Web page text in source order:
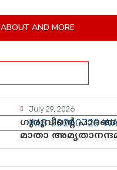
ABOUT AND MORE
July 29, 2026
ഗുരുവിന്റെ
മാതാ
ഗുരുപൂർണിമ